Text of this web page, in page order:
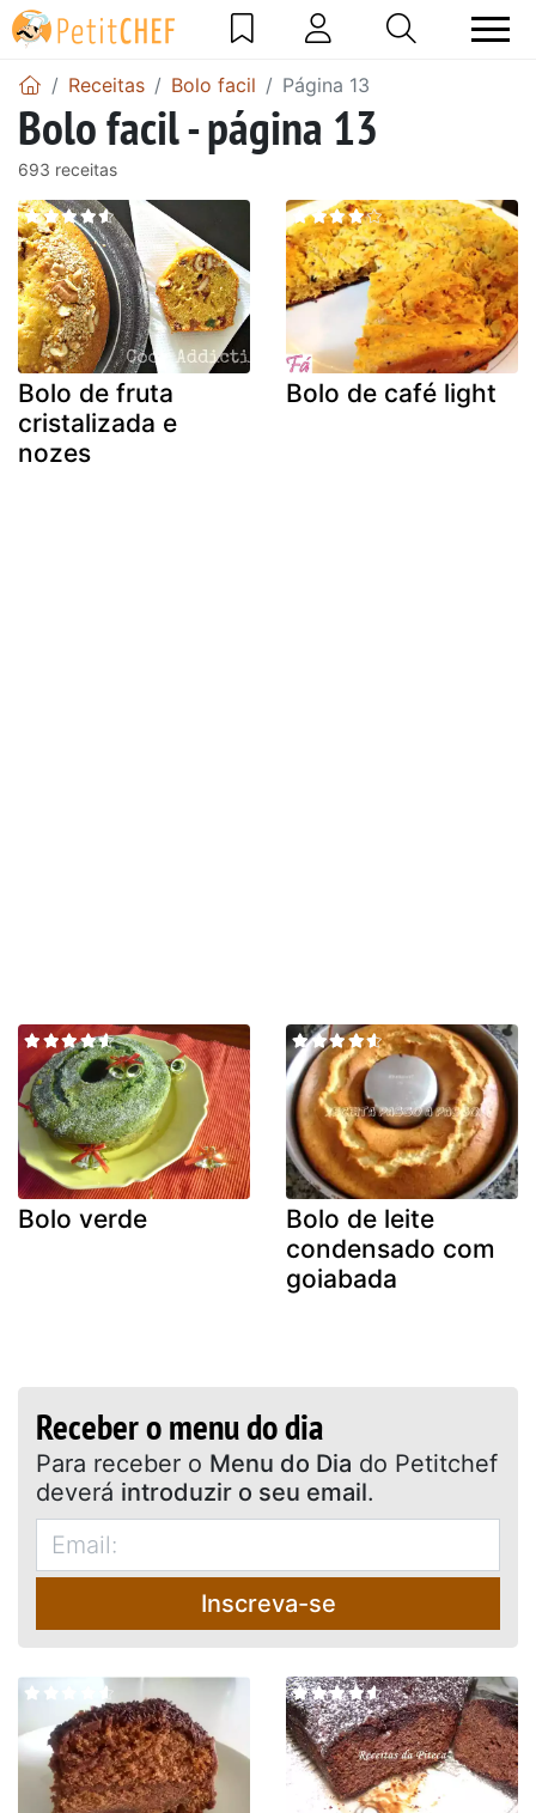
Receitas Bolo facil Página 13
Bolo facil - página 13
693 receitas
Bolo de fruta
cristalizada e
nozes
Bolo de café light
Bolo verde
Bolo de leite
condensado com
goiabada
Receber o menu do dia
Para receber o Menu do Dia do Petitchef
deverá introduzir o seu email.
Inscreva-se